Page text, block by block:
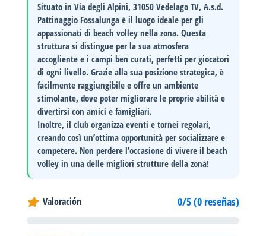
Situato inVia degli Alpini, 31050 Vedelago TV, A.s.d.
Pattinaggio Fossalunga è il luogo ideale per gli
appassionati dibeach volley nella zona. Questa
struttura si distingue per la suaatmosfera
accogliente e i campi ben curati, perfetti per giocatori
di ogni livello. Grazie alla sua posizione strategica, è
facilmente raggiungibile e offre un ambiente
stimolante, dove poter migliorare le proprie abilità e
divertirsi con amici e famigliari.
Inoltre, il club organizzaeventi e tornei regolari,
creando così un’ottima opportunità per socializzare e
competere. Non perdere l’occasione di vivere ilbeach
volley in una delle migliori strutture della zona!
Valoración 0/5 (0 reseñas)